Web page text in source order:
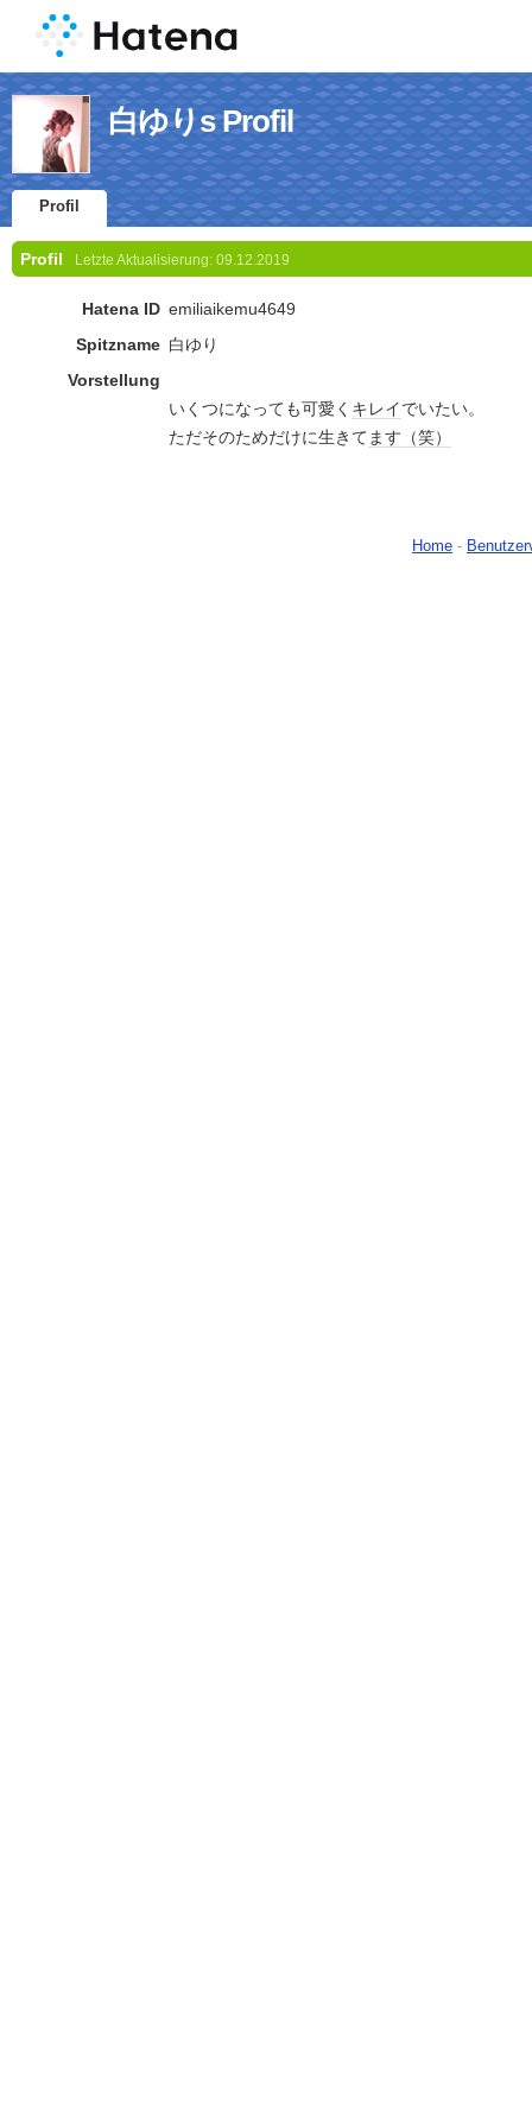
白ゆりs Profil
Profil
Profil Letzte Aktualisierung: 09.12.2019
Hatena ID emiliaikemu4649
Spitzname 白ゆり
Vorstellung
いくつになっても可愛く キレイでいたい。
ただそのためだけに生きてます （笑）
Home -